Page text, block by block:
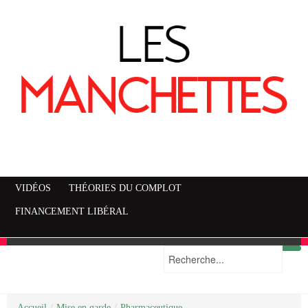
VIDÉOS THÉORIES DU COMPLOT
FINANCEMENT LIBÉRAL